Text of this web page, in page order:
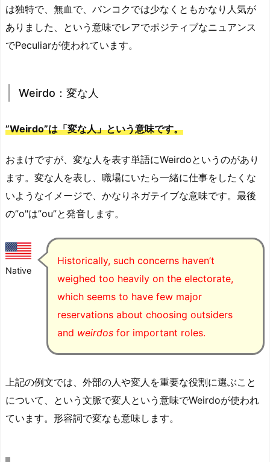
は独特で、無血で、バンコクでは少なくともかなり人気が
ありました、という意味でレアでポジティブなニュアンス
でPeculiarが使われています。
Weirdo：変な人
”Weirdo”は「変な人」という意味です。
おまけですが、変な人を表す単語にWeirdoというのがあり
ます。変な人を表し、職場にいたら一緒に仕事をしたくな
いようなイメージで、かなりネガテイブな意味です。最後
の”o"は”ou”と発音します。
Native
Historically, such concerns haven’t
weighed too heavily on the electorate,
which seems to have few major
reservations about choosing outsiders
and weirdos for important roles.
上記の例文では、外部の人や変人を重要な役割に選ぶこと
について、という文脈で変人という意味でWeirdoが使われ
ています。形容詞で変なも意味します。